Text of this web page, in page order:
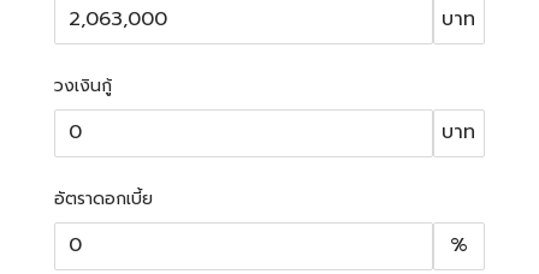
บาท
วงเงินกู้
บาท
อัตราดอกเบี้ย
%